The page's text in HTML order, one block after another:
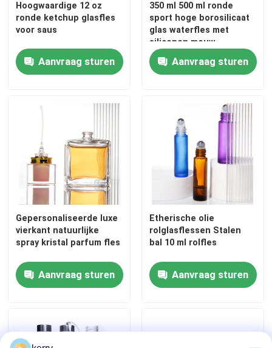
glaskruiken
Glasbekers
Fleskap van pot
Huishoudelijk glaswerk
Hoogwaardige 12 oz
ronde ketchup glasfles
voor saus
Aanvraag sturen
350 ml 500 ml ronde
sport hoge borosilicaat
glas waterfles met
siliconen mouw
Aanvraag sturen
Gepersonaliseerde luxe
vierkant natuurlijke
spray kristal parfum fles
Aanvraag sturen
Etherische olie
rolglasflessen Stalen
bal 10 ml rolfles
Aanvraag sturen